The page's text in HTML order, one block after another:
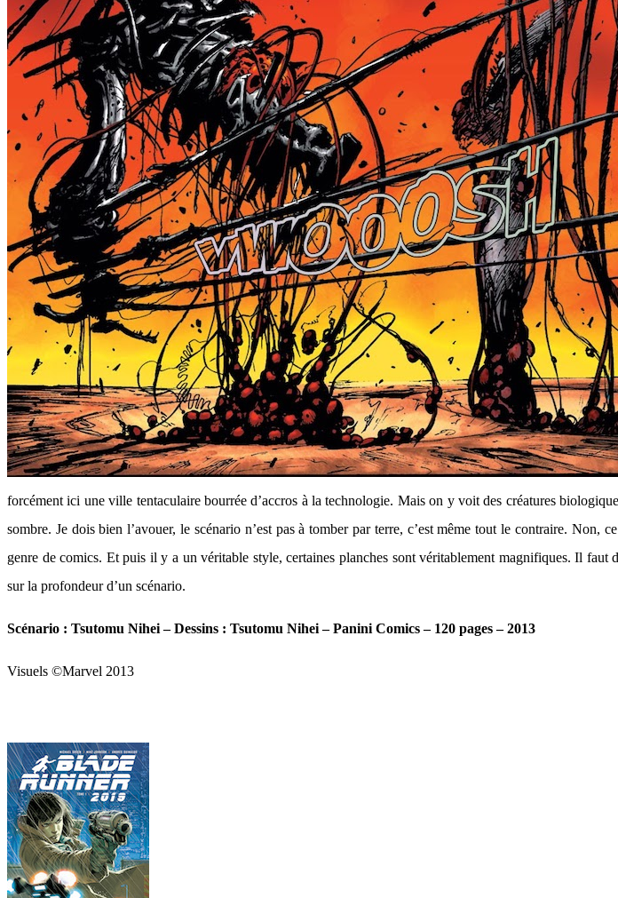
forcément ici une ville tentaculaire bourrée d’accros à la technologie. Mais on y voit des créatures
sombre. Je dois bien l’avouer, le scénario n’est pas à tomber par terre, c’est même tout le contraire.
genre de comics. Et puis il y a un véritable style, certaines planches sont véritablement magnifiques. Il
sur la profondeur d’un scénario.
Scénario : Tsutomu Nihei – Dessins : Tsutomu Nihei – Panini Comics – 120 pages – 2013
Visuels ©Marvel 2013